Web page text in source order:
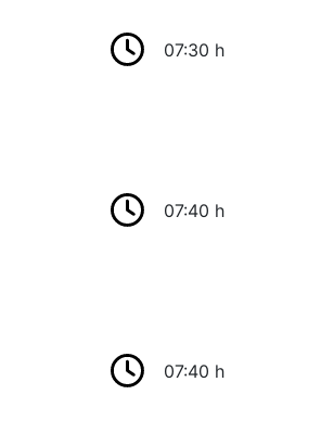
07:30 h
07:40 h
07:40 h